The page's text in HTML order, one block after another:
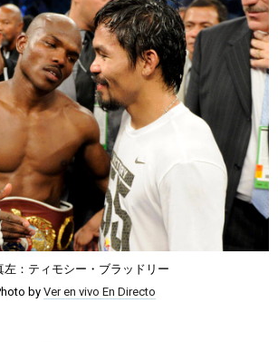
左：ティモシー・ブラッドリー
by Ver en vivo En Directo